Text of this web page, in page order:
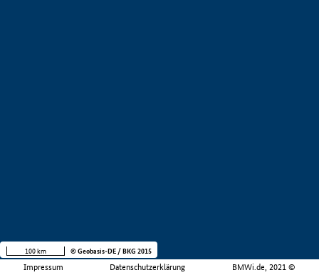
Impressum Datenschutzerklärung BMWi.de, 2021 ©
100 km © Geobasis-DE / BKG 2015